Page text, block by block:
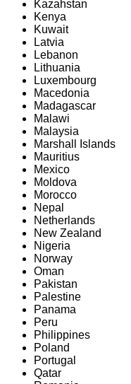
Kazahstan
Kenya
Kuwait
Latvia
Lebanon
Lithuania
Luxembourg
Macedonia
Madagascar
Malawi
Malaysia
Marshall Islands
Mauritius
Mexico
Moldova
Morocco
Nepal
Netherlands
New Zealand
Nigeria
Norway
Oman
Pakistan
Palestine
Panama
Peru
Philippines
Poland
Portugal
Qatar